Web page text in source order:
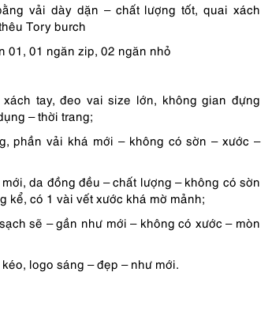
₫.
vải dày dặn – chất lượng tốt, quai xách
Tory burch
01, 01 ngăn zip, 02 ngăn nhỏ
tay, đeo vai size lớn, không gian đựng
– thời trang;
phần vải khá mới – không có sờn – xước –
da đồng đều – chất lượng – không có sờn
kể, có 1 vài vết xước khá mờ mảnh;
sẽ – gần như mới – không có xước – mòn
logo sáng – đẹp – như mới.